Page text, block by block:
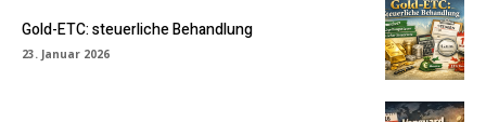
Gold-ETC: steuerliche Behandlung
23. Januar 2026